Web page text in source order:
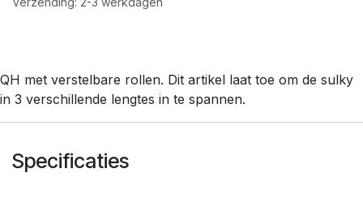
QH met verstelbare rollen. Dit artikel laat toe om de sulky
in 3 verschillende lengtes in te spannen.
Specificaties